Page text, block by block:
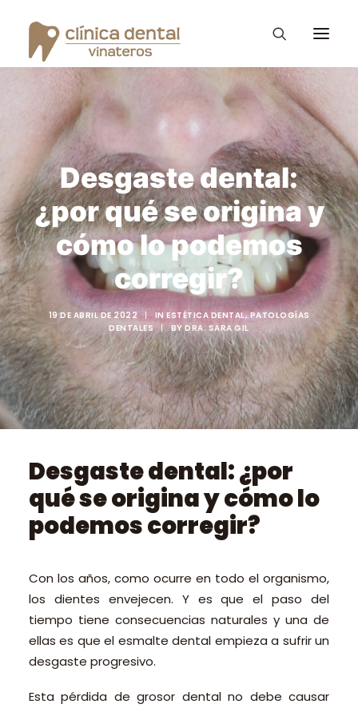
Ortodoncia Invisible
Diseño de Sonrisa
Vinateros Kids
Tratamientos
La clínica Dental
Consejos – Blog
PROMOCIONES
PEDIR CITA ONLINE
Desgaste dental:
¿por qué se origina y
cómo lo podemos
corregir?
19 DE ABRIL DE 2022 | IN ESTÉTICA DENTAL,PATOLOGÍAS
DENTALES | BYDRA. SARA GIL
Desgaste dental: ¿por
qué se origina y cómo lo
podemos corregir?
Con los años, como ocurre en todo el organismo,
los dientes envejecen. Y es que el paso del
tiempo tiene consecuencias naturales y una de
ellas es que el esmalte dental empieza a sufrir un
desgaste progresivo.
Esta pérdida de grosor dental no debe causar